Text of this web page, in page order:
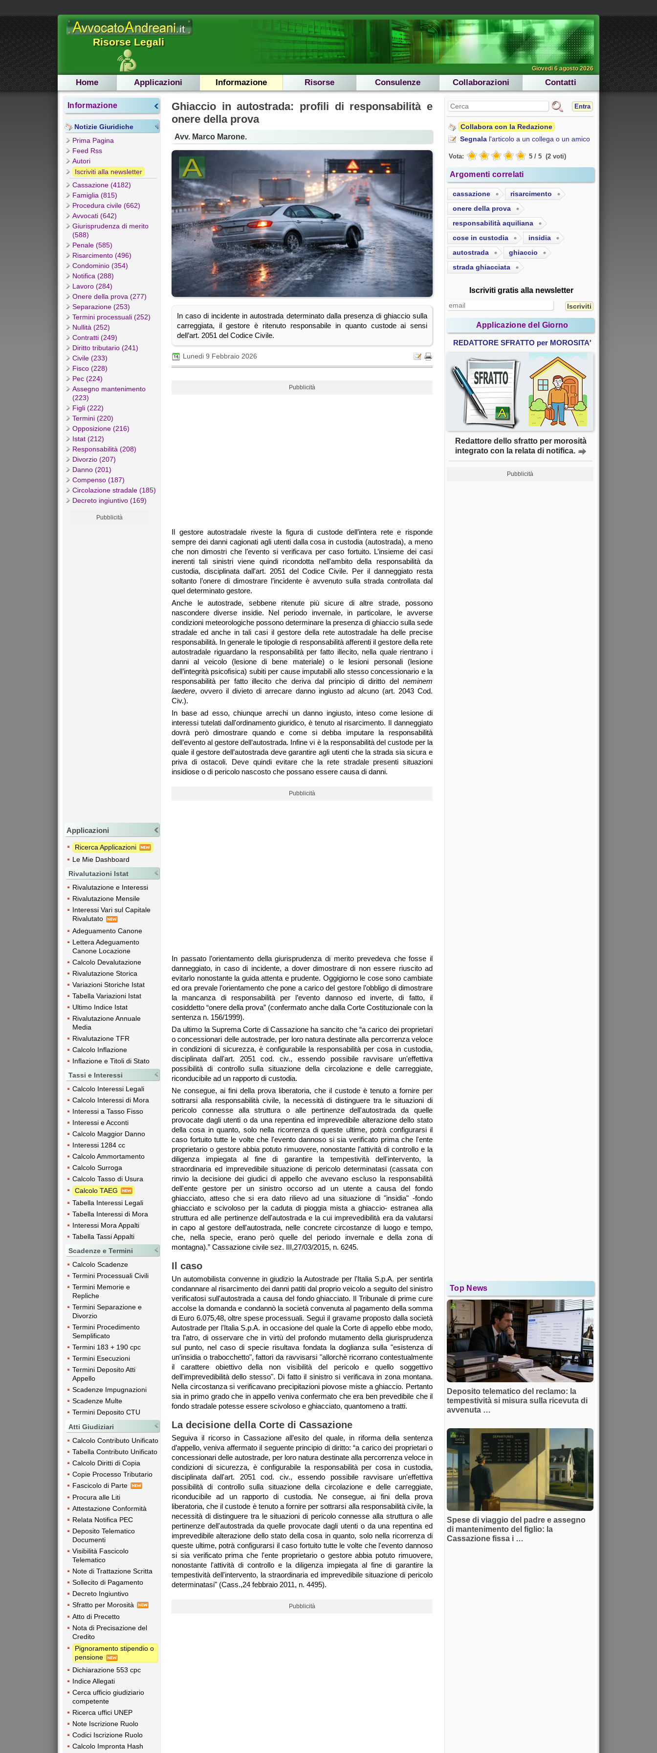
Risorse Legali
Giovedi 6 agosto 2026
Home Applicazioni Informazione Risorse Consulenze Collaborazioni Contatti
Informazione
Notizie Giuridiche
Prima Pagina
Feed Rss
Autori
Iscriviti alla newsletter
Cassazione (4182)
Famiglia (815)
Procedura civile (662)
Avvocati (642)
Giurisprudenza di merito
(588)
Penale (585)
Risarcimento (496)
Condominio (354)
Notifica (288)
Lavoro (284)
Onere della prova (277)
Separazione (253)
Termini processuali (252)
Nullità (252)
Contratti (249)
Diritto tributario (241)
Civile (233)
Fisco (228)
Pec (224)
Assegno mantenimento
(223)
Figli (222)
Termini (220)
Opposizione (216)
Istat (212)
Responsabilità (208)
Divorzio (207)
Danno (201)
Compenso (187)
Circolazione stradale (185)
Decreto ingiuntivo (169)
Pubblicità
Applicazioni
Ricerca Applicazioni
Le Mie Dashboard
Rivalutazioni Istat
Rivalutazione e Interessi
Rivalutazione Mensile
Interessi Vari sul Capitale
Rivalutato
Adeguamento Canone
Lettera Adeguamento
Canone Locazione
Calcolo Devalutazione
Rivalutazione Storica
Variazioni Storiche Istat
Tabella Variazioni Istat
Ultimo Indice Istat
Rivalutazione Annuale
Media
Rivalutazione TFR
Calcolo Inflazione
Inflazione e Titoli di Stato
Tassi e Interessi
Calcolo Interessi Legali
Calcolo Interessi di Mora
Interessi a Tasso Fisso
Interessi e Acconti
Calcolo Maggior Danno
Interessi 1284 cc
Calcolo Ammortamento
Calcolo Surroga
Calcolo Tasso di Usura
Calcolo TAEG
Tabella Interessi Legali
Tabella Interessi di Mora
Interessi Mora Appalti
Tabella Tassi Appalti
Scadenze e Termini
Calcolo Scadenze
Termini Processuali Civili
Termini Memorie e
Repliche
Termini Separazione e
Divorzio
Termini Procedimento
Semplificato
Termini 183 + 190 cpc
Termini Esecuzioni
Termini Deposito Atti
Appello
Scadenze Impugnazioni
Scadenze Multe
Termini Deposito CTU
Atti Giudiziari
Calcolo Contributo Unificato
Tabella Contributo Unificato
Calcolo Diritti di Copia
Copie Processo Tributario
Fascicolo di Parte
Procura alle Liti
Attestazione Conformità
Relata Notifica PEC
Deposito Telematico
Documenti
Visibilità Fascicolo
Telematico
Note di Trattazione Scritta
Sollecito di Pagamento
Decreto Ingiuntivo
Sfratto per Morosità
Atto di Precetto
Nota di Precisazione del
Credito
Pignoramento stipendio o
pensione
Dichiarazione 553 cpc
Indice Allegati
Cerca ufficio giudiziario
competente
Ricerca uffici UNEP
Note Iscrizione Ruolo
Codici Iscrizione Ruolo
Calcolo Impronta Hash
Ghiaccio in autostrada: profili di responsabilità e
onere della prova
Avv. Marco Marone.
In caso di incidente in autostrada determinato dalla presenza di ghiaccio sulla
carreggiata, il gestore è ritenuto responsabile in quanto custode ai sensi
dell’art. 2051 del Codice Civile.
Lunedi 9 Febbraio 2026
Pubblicità
Il gestore autostradale riveste la figura di custode dell’intera rete e risponde
sempre dei danni cagionati agli utenti dalla cosa in custodia (autostrada), a meno
che non dimostri che l’evento si verificava per caso fortuito. L’insieme dei casi
inerenti tali sinistri viene quindi ricondotta nell'ambito della responsabilità da
custodia, disciplinata dall'art. 2051 del Codice Civile. Per il danneggiato resta
soltanto l’onere di dimostrare l’incidente è avvenuto sulla strada controllata dal
quel determinato gestore.
Anche le autostrade, sebbene ritenute più sicure di altre strade, possono
nascondere diverse insidie. Nel periodo invernale, in particolare, le avverse
condizioni meteorologiche possono determinare la presenza di ghiaccio sulla sede
stradale ed anche in tali casi il gestore della rete autostradale ha delle precise
responsabilità. In generale le tipologie di responsabilità afferenti il gestore della rete
autostradale riguardano la responsabilità per fatto illecito, nella quale rientrano i
danni al veicolo (lesione di bene materiale) o le lesioni personali (lesione
dell’integrità psicofisica) subiti per cause imputabili allo stesso concessionario e la
responsabilità per fatto illecito che deriva dal principio di diritto del neminem
laedere, ovvero il divieto di arrecare danno ingiusto ad alcuno (art. 2043 Cod.
Civ.).
In base ad esso, chiunque arrechi un danno ingiusto, inteso come lesione di
interessi tutelati dall'ordinamento giuridico, è tenuto al risarcimento. Il danneggiato
dovrà però dimostrare quando e come si debba imputare la responsabilità
dell’evento al gestore dell’autostrada. Infine vi è la responsabilità del custode per la
quale il gestore dell’autostrada deve garantire agli utenti che la strada sia sicura e
priva di ostacoli. Deve quindi evitare che la rete stradale presenti situazioni
insidiose o di pericolo nascosto che possano essere causa di danni.
Pubblicità
In passato l’orientamento della giurisprudenza di merito prevedeva che fosse il
danneggiato, in caso di incidente, a dover dimostrare di non essere riuscito ad
evitarlo nonostante la guida attenta e prudente. Oggigiorno le cose sono cambiate
ed ora prevale l’orientamento che pone a carico del gestore l’obbligo di dimostrare
la mancanza di responsabilità per l’evento dannoso ed inverte, di fatto, il
cosiddetto “onere della prova” (confermato anche dalla Corte Costituzionale con la
sentenza n. 156/1999).
Da ultimo la Suprema Corte di Cassazione ha sancito che “a carico dei proprietari
o concessionari delle autostrade, per loro natura destinate alla percorrenza veloce
in condizioni di sicurezza, è configurabile la responsabilità per cosa in custodia,
disciplinata dall'art. 2051 cod. civ., essendo possibile ravvisare un'effettiva
possibilità di controllo sulla situazione della circolazione e delle carreggiate,
riconducibile ad un rapporto di custodia.
Ne consegue, ai fini della prova liberatoria, che il custode è tenuto a fornire per
sottrarsi alla responsabilità civile, la necessità di distinguere tra le situazioni di
pericolo connesse alla struttura o alle pertinenze dell'autostrada da quelle
provocate dagli utenti o da una repentina ed imprevedibile alterazione dello stato
della cosa in quanto, solo nella ricorrenza di queste ultime, potrà configurarsi il
caso fortuito tutte le volte che l'evento dannoso si sia verificato prima che l'ente
proprietario o gestore abbia potuto rimuovere, nonostante l'attività di controllo e la
diligenza impiegata al fine di garantire la tempestività dell'intervento, la
straordinaria ed imprevedibile situazione di pericolo determinatasi (cassata con
rinvio la decisione dei giudici di appello che avevano escluso la responsabilità
dell'ente gestore per un sinistro occorso ad un utente a causa del fondo
ghiacciato, atteso che si era dato rilievo ad una situazione di "insidia" -fondo
ghiacciato e scivoloso per la caduta di pioggia mista a ghiaccio- estranea alla
struttura ed alle pertinenze dell'autostrada e la cui imprevedibilità era da valutarsi
in capo al gestore dell'autostrada, nelle concrete circostanze di luogo e tempo,
che, nella specie, erano però quelle del periodo invernale e della zona di
montagna).” Cassazione civile sez. III,27/03/2015, n. 6245.
Il caso
Un automobilista convenne in giudizio la Autostrade per l'Italia S.p.A. per sentirla
condannare al risarcimento dei danni patiti dal proprio veicolo a seguito del sinistro
verificatosi sull'autostrada a causa del fondo ghiacciato. Il Tribunale di prime cure
accolse la domanda e condannò la società convenuta al pagamento della somma
di Euro 6.075,48, oltre spese processuali. Seguì il gravame proposto dalla società
Autostrade per l'Italia S.p.A. in occasione del quale la Corte di appello ebbe modo,
tra l’atro, di osservare che in virtù del profondo mutamento della giurisprudenza
sul punto, nel caso di specie risultava fondata la doglianza sulla "esistenza di
un'insidia o trabocchetto", fattori da ravvisarsi "allorchè ricorrano contestualmente
il carattere obiettivo della non visibilità del pericolo e quello soggettivo
dell'imprevedibilità dello stesso". Di fatto il sinistro si verificava in zona montana.
Nella circostanza si verificavano precipitazioni piovose miste a ghiaccio. Pertanto
sia in primo grado che in appello veniva confermato che era ben prevedibile che il
fondo stradale potesse essere scivoloso e ghiacciato, quantomeno a tratti.
La decisione della Corte di Cassazione
Seguiva il ricorso in Cassazione all’esito del quale, in riforma della sentenza
d’appello, veniva affermato il seguente principio di diritto: “a carico dei proprietari o
concessionari delle autostrade, per loro natura destinate alla percorrenza veloce in
condizioni di sicurezza, è configurabile la responsabilità per cosa in custodia,
disciplinata dall'art. 2051 cod. civ., essendo possibile ravvisare un'effettiva
possibilità di controllo sulla situazione della circolazione e delle carreggiate,
riconducibile ad un rapporto di custodia. Ne consegue, ai fini della prova
liberatoria, che il custode è tenuto a fornire per sottrarsi alla responsabilità civile, la
necessità di distinguere tra le situazioni di pericolo connesse alla struttura o alle
pertinenze dell'autostrada da quelle provocate dagli utenti o da una repentina ed
imprevedibile alterazione dello stato della cosa in quanto, solo nella ricorrenza di
queste ultime, potrà configurarsi il caso fortuito tutte le volte che l'evento dannoso
si sia verificato prima che l'ente proprietario o gestore abbia potuto rimuovere,
nonostante l'attività di controllo e la diligenza impiegata al fine di garantire la
tempestività dell'intervento, la straordinaria ed imprevedibile situazione di pericolo
determinatasi" (Cass.,24 febbraio 2011, n. 4495).
Pubblicità
Entra
Collabora con la Redazione
Segnala l'articolo a un collega o un amico
Vota: 5 / 5 (2 voti)
Argomenti correlati
cassazione
risarcimento
onere della prova
responsabilità aquiliana
cose in custodia
insidia
autostrada
ghiaccio
strada ghiacciata
Iscriviti gratis alla newsletter
Applicazione del Giorno
REDATTORE SFRATTO per MOROSITA'
Redattore dello sfratto per morosità
integrato con la relata di notifica.
Pubblicità
Top News
Deposito telematico del reclamo: la
tempestività si misura sulla ricevuta di
avvenuta …
Spese di viaggio del padre e assegno
di mantenimento del figlio: la
Cassazione fissa i …